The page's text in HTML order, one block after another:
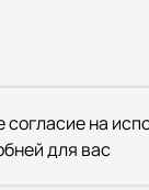
условиях не
Федерации.
на
для вас